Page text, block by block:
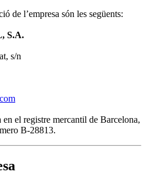
de l’empresa són les següents:
S.A.
s/n
el registre mercantil de Barcelona,
B-28813.